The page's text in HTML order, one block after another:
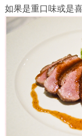
如果是重口味或是